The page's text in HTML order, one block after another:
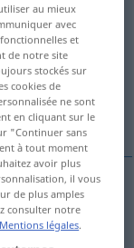
la traduction)
au mieux
avec
et
de notre site
stockés sur
cookies de
ne sont
en cliquant sur le
"Continuer sans
à tout moment
avoir plus
il vous
de plus amples
consulter notre
Mentions légales.